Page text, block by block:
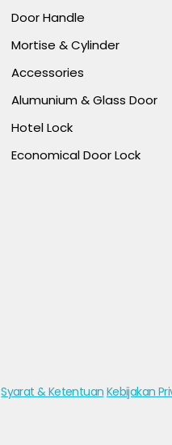
Door Handle
Mortise & Cylinder
Accessories
Alumunium & Glass Door
Hotel Lock
Economical Door Lock
Syarat & Ketentuan Kebijakan